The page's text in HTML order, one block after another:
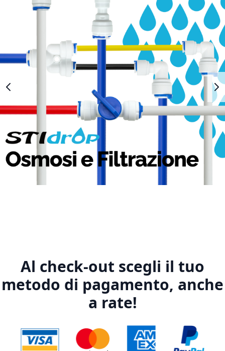
Al check-out scegli il tuo
metodo di pagamento, anche
a rate!